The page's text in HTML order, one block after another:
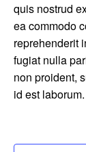
quis nostrud
ea commodo
reprehenderit
fugiat nulla
non proident,
id est laborum.